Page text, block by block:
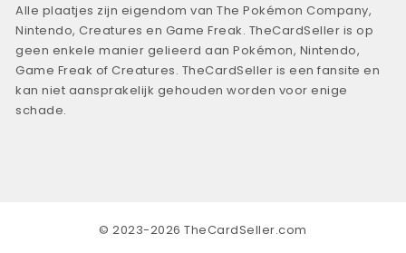
Alle plaatjes zijn eigendom van The Pokémon Company,
Nintendo, Creatures en Game Freak. TheCardSeller is op
geen enkele manier gelieerd aan Pokémon, Nintendo,
Game Freak of Creatures. TheCardSeller is een fansite en
kan niet aansprakelijk gehouden worden voor enige
schade.
© 2023-2026 TheCardSeller.com